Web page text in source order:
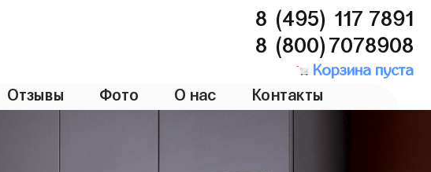
8 (495) 117 7891
8 (800)7078908
Корзина пуста
Отзывы Фото О нас Контакты